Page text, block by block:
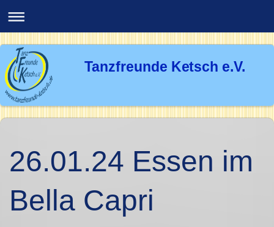
Tanzfreunde Ketsch e.V.
26.01.24 Essen im
Bella Capri